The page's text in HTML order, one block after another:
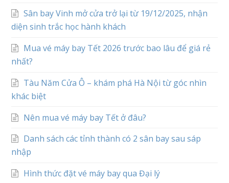
Sân bay Vinh mở cửa trở lại từ 19/12/2025, nhận
diện sinh trắc học hành khách
Mua vé máy bay Tết 2026 trước bao lâu để giá rẻ
nhất?
Tàu Năm Cửa Ô – khám phá Hà Nội từ góc nhìn
khác biệt
Nên mua vé máy bay Tết ở đâu?
Danh sách các tỉnh thành có 2 sân bay sau sáp
nhập
Hình thức đặt vé máy bay qua Đại lý